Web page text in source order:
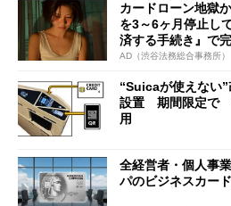
カードローン地獄
を3～6ヶ月停止し
済する手続き』で
AD（渋谷法務総合事務所）
“Suicaが使えない
設置 期間限定で
用
全経営者・個人事
パのビジネスカード